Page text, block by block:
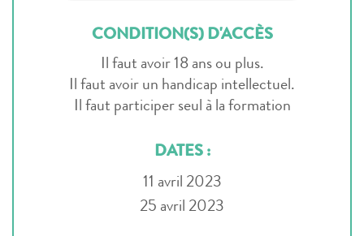
CONDITION(S) D'ACCÈS
Il faut avoir 18 ans ou plus.
Il faut avoir un handicap intellectuel.
Il faut participer seul à la formation
DATES :
11 avril 2023
25 avril 2023